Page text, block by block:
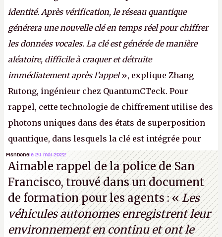
identité. Après vérification, le réseau quantique
générera une nouvelle clé en temps réel pour chiffrer
les données vocales. La clé est générée de manière
aléatoire, difficile à craquer et détruite
immédiatement après l’appel», explique Zhang
Rutong, ingénieur chez QuantumCTeck. Pour
rappel, cette technologie de chiffrement utilise des
photons uniques dans des états de superposition
quantique, dans lesquels la clé est intégrée pour
garantir une sécurité inconditionnelle entre des
parties distantes. Vous ne comprenez rien ? C’est
normal, ça fait toujours ça avec le quantique.
(Crédit photo : China Telecom)
Fishbonele 24 mai 2022
Aimable rappel de la police de San
Francisco, trouvé dans un document
de formation pour les agents : «Les
véhicules autonomes enregistrent leur
environnement en continu et ont le